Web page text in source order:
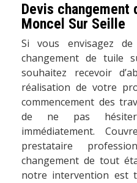
Devis
Moncel Sur Seille
Si vous envisagez
changement de tuile
souhaitez recevoir
réalisation de votre
commencement des
de ne pas
immédiatement.
prestataire
changement de tout
notre intervention est